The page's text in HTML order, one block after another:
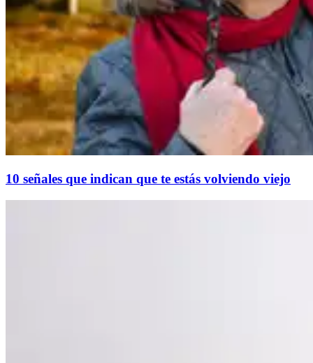
10 señales que indican que te estás volviendo viejo